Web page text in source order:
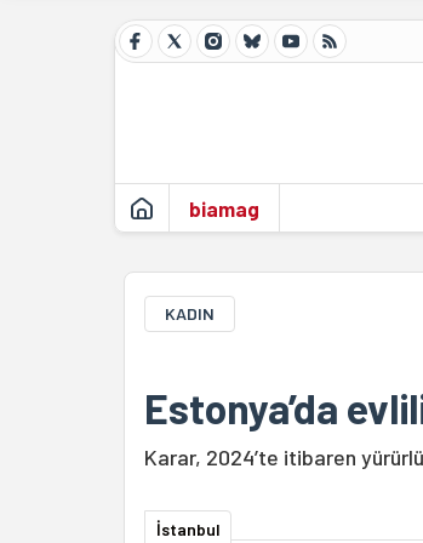
biamag
KADIN
Estonya’da
Karar, 2024’te itibaren
İstanbul